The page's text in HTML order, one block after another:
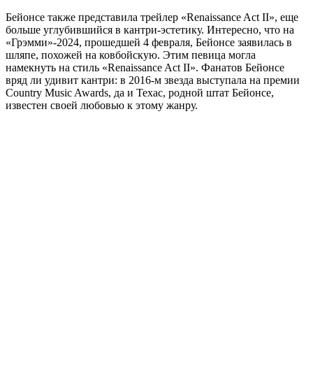
Бейонсе также представила трейлер «Renaissance Act II», еще
больше углубившийся в кантри-эстетику. Интересно, что на
«Грэмми»-2024, прошедшей 4 февраля, Бейонсе заявилась в
шляпе, похожей на ковбойскую. Этим певица могла
намекнуть на стиль «Renaissance Act II». Фанатов Бейонсе
вряд ли удивит кантри: в 2016-м звезда выступала на премии
Country Music Awards, да и Техас, родной штат Бейонсе,
известен своей любовью к этому жанру.